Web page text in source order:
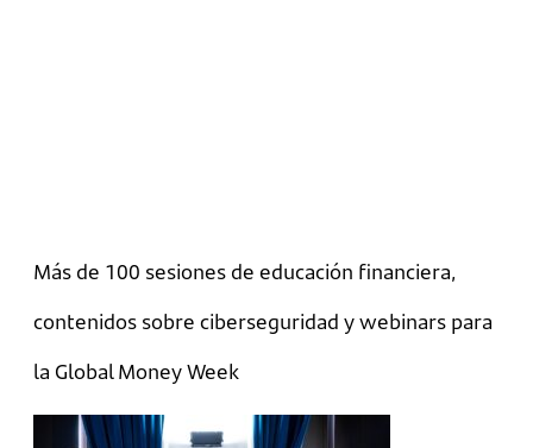
Más de 100 sesiones de educación financiera,
contenidos sobre ciberseguridad y webinars para
la Global Money Week